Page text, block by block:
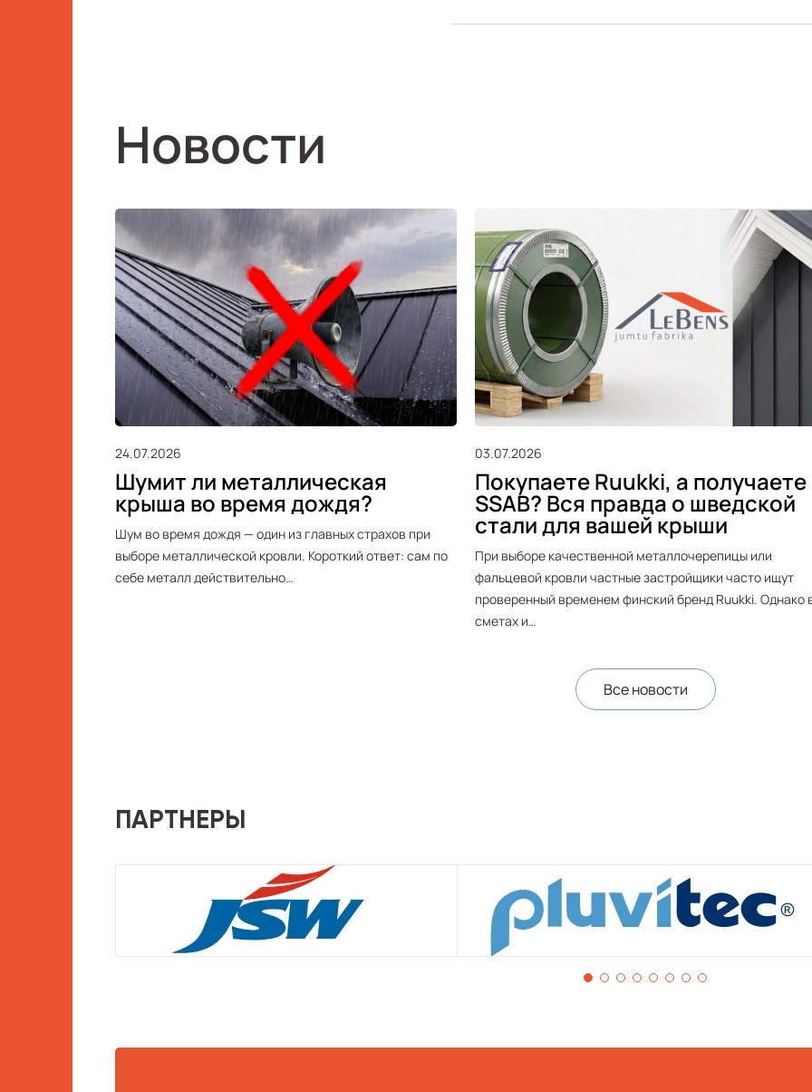
Новости
24.07.2026
Шумит ли металлическая
крыша во время дождя?
Шум во время дождя — один из главных страхов при
выборе металлической кровли. Короткий ответ: сам по
себе металл действительно…
03.07.2026
Покупаете Ruukki, а получаете
SSAB? Вся правда о шведской
стали для вашей крыши
При выборе качественной металлочерепицы или
фальцевой кровли частные застройщики часто ищут
проверенный временем финский бренд Ruukki. Однако
сметах и…
Все новости
ПАРТНЕРЫ